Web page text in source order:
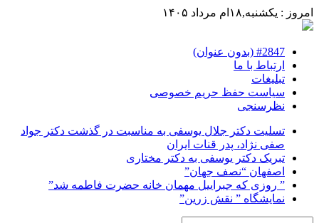
امروز : یکشنبه,۱۸ام مرداد ۱۴۰۵
#2847 (بدون عنوان)
ارتباط با ما
تبلیغات
سیاست حفظ حریم خصوصی
نظرسنجی
تسلیت دکتر جلال یوسفی به مناسبت در گذشت دکتر جواد
صفی نژاد، پدر قنات ایران
تبریک دکتر یوسفی به دکتر مختاری
اصفهان “نصف جهان”
” روزی که جبراییل مهمان خانه حضرت فاطمه شد”
نمایشگاه ” نقش زرین”